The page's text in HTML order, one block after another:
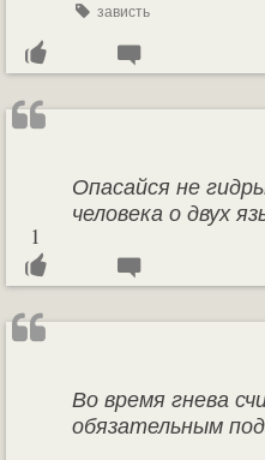
зависть
Опасайся не
человека о двух
1
Во время гнева
обязательным